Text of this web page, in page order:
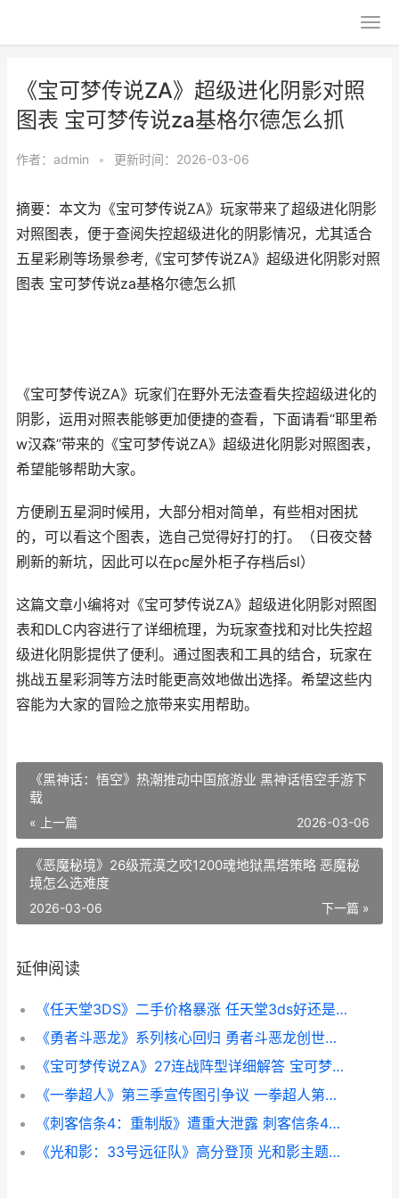
《宝可梦传说ZA》超级进化阴影对照
图表 宝可梦传说za基格尔德怎么抓
作者： admin • 更新时间：2026-03-06
摘要：本文为《宝可梦传说ZA》玩家带来了超级进化阴影
对照图表，便于查阅失控超级进化的阴影情况，尤其适合
五星彩刷等场景参考,《宝可梦传说ZA》超级进化阴影对照
图表 宝可梦传说za基格尔德怎么抓
《宝可梦传说ZA》玩家们在野外无法查看失控超级进化的
阴影，运用对照表能够更加便捷的查看，下面请看“耶里希
w汉森”带来的《宝可梦传说ZA》超级进化阴影对照图表，
希望能够帮助大家。
方便刷五星洞时候用，大部分相对简单，有些相对困扰
的，可以看这个图表，选自己觉得好打的打。（日夜交替
刷新的新坑，因此可以在pc屋外柜子存档后sl）
这篇文章小编将对《宝可梦传说ZA》超级进化阴影对照图
表和DLC内容进行了详细梳理，为玩家查找和对比失控超
级进化阴影提供了便利。通过图表和工具的结合，玩家在
挑战五星彩洞等方法时能更高效地做出选择。希望这些内
容能为大家的冒险之旅带来实用帮助。
《黑神话：悟空》热潮推动中国旅游业 黑神话悟空手游下
载
« 上一篇 2026-03-06
《恶魔秘境》26级荒漠之咬1200魂地狱黑塔策略 恶魔秘
境怎么选难度
下一篇 »
2026-03-06
延伸阅读
《任天堂3DS》二手价格暴涨 任天堂3ds好还是2ds好
《勇者斗恶龙》系列核心回归 勇者斗恶龙创世小玩家2
《宝可梦传说ZA》27连战阵型详细解答 宝可梦传说za树果在哪买
《一拳超人》第三季宣传图引争议 一拳超人第二季在线观看
《刺客信条4：重制版》遭重大泄露 刺客信条4猎杀圣殿骑士
《光和影：33号远征队》高分登顶 光和影主题来源